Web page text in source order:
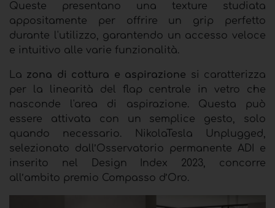
Queste presentano una texture studiata
appositamente per offrire un grip perfetto
durante l'utilizzo, garantendo un accesso veloce
e intuitivo alle varie funzionalità.
La zona di cottura e aspirazione si caratterizza
per la linearità del flap centrale in vetro che
nasconde l'area di aspirazione. Questa può
essere attivata con un semplice gesto, solo
quando necessario. NikolaTesla Unplugged,
selezionato dall’Osservatorio permanente ADI e
inserito nel Design Index 2023, concorre
all’ambito premio Compasso d’Oro.